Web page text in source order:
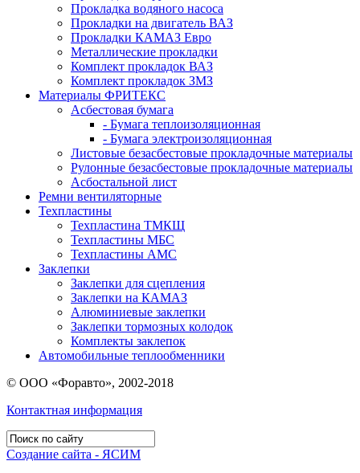
Прокладка водяного насоса
Прокладки на двигатель ВАЗ
Прокладки КАМАЗ Евро
Металлические прокладки
Комплект прокладок ВАЗ
Комплект прокладок ЗМЗ
Материалы ФРИТЕКС
Асбестовая бумага
- Бумага теплоизоляционная
- Бумага электроизоляционная
Листовые безасбестовые прокладочные материалы
Рулонные безасбестовые прокладочные материалы
Асбостальной лист
Ремни вентиляторные
Техпластины
Техпластина ТМКЩ
Техпластины МБС
Техпластины АМС
Заклепки
Заклепки для сцепления
Заклепки на КАМАЗ
Алюминиевые заклепки
Заклепки тормозных колодок
Комплекты заклепок
Автомобильные теплообменники
© ООО «Форавто», 2002-2018
Контактная информация
Создание сайта - ЯСИМ